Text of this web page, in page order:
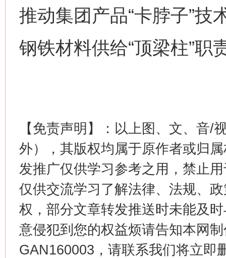
推动集团产品“卡脖子”技
钢铁材料供给“顶梁柱”职
【免责声明】：以上图、文、音/
外），其版权均属于原作者或归
发推广仅供学习参考之用，禁止
仅供交流学习了解法律、法规、
权，部分文章转发推送时未能及
意侵犯到您的权益烦请告知本网
GAN160003，请联系我们将立即
在谋一域中谋全局
今